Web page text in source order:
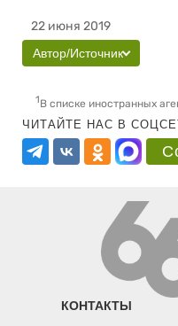
22 июня 2019
Автор/Источник
1В списке иностранных
ЧИТАЙТЕ НАС В
КОНТАКТЫ